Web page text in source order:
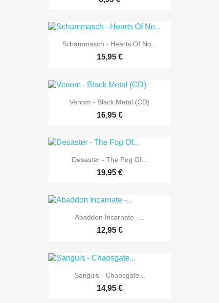
Schammasch - Hearts Of No...
15,95 €
Venom - Black Metal (CD)
16,95 €
Desaster - The Fog Of...
19,95 €
Abaddon Incarnate -...
12,95 €
Sanguis - Chaosgate...
14,95 €